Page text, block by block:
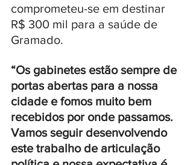
comprometeu-se em destinar
R$ 300 mil para a saúde de
Gramado.
“Os gabinetes estão sempre de
portas abertas para a nossa
cidade e fomos muito bem
recebidos por onde passamos.
Vamos seguir desenvolvendo
este trabalho de articulação